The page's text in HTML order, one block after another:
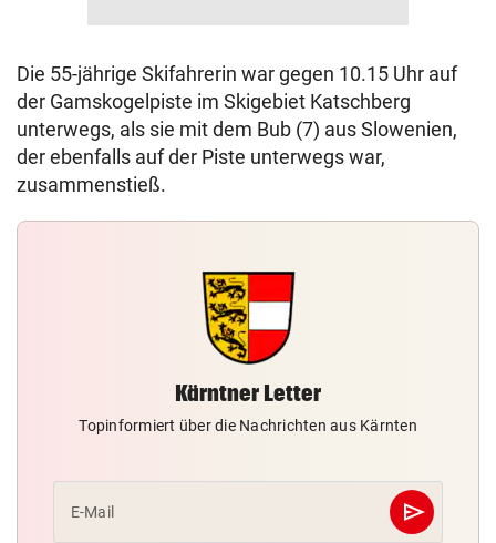
Die 55-jährige Skifahrerin war gegen 10.15 Uhr auf
der Gamskogelpiste im Skigebiet Katschberg
unterwegs, als sie mit dem Bub (7) aus Slowenien,
der ebenfalls auf der Piste unterwegs war,
zusammenstieß.
Kärntner Letter
Topinformiert über die Nachrichten aus Kärnten
E-Mail send
Abschicken